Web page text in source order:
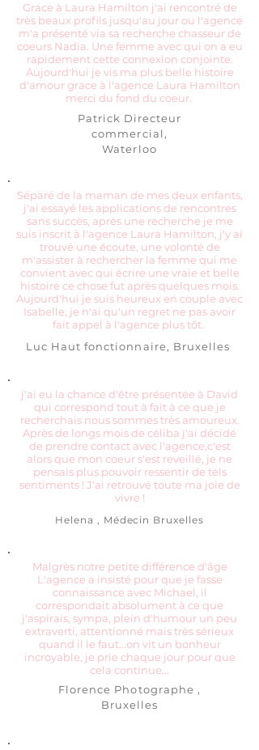
Grace à Laura Hamilton j'ai rencontré de
très beaux profils jusqu'au jour ou l'agence
m'a présenté via sa recherche chasseur de
coeurs Nadia. Une femme avec qui on a eu
rapidement cette connexion conjointe.
Aujourd'hui je vis ma plus belle histoire
d'amour grace à l'agence Laura Hamilton
merci du fond du coeur.
Patrick Directeur
commercial,
Waterloo
Séparé de la maman de mes deux enfants,
j'ai essayé les applications de rencontres
sans succès, après une recherche je me
suis inscrit à l'agence Laura Hamilton, j'y ai
trouvé une écoute, une volonté de
m'assister à rechercher la femme qui me
convient avec qui écrire une vraie et belle
histoire ce chose fut après quelques mois.
Aujourd'hui je suis heureux en couple avec
Isabelle, je n'ai qu'un regret ne pas avoir
fait appel à l'agence plus tôt.
Luc Haut fonctionnaire, Bruxelles
j'ai eu la chance d'être présentée à David
qui correspond tout à fait à ce que je
recherchais nous sommes très amoureux.
Après de longs mois de céliba j'ai décidé
de prendre contact avec l'agence,c'est
alors que mon coeur s'est reveillé, je ne
pensais plus pouvoir ressentir de tels
sentiments ! J'ai retrouvé toute ma joie de
vivre !
Helena , Médecin Bruxelles
Malgrès notre petite différence d'âge
L'agence a insisté pour que je fasse
connaissance avec Michael, il
correspondait absolument à ce que
j'aspirais, sympa, plein d'humour un peu
extraverti, attentionné mais très sérieux
quand il le faut...on vit un bonheur
incroyable, je prie chaque jour pour que
cela continue...
Florence Photographe ,
Bruxelles